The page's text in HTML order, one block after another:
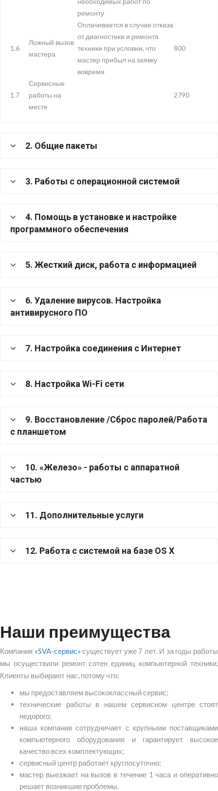
ремонту
1.6
Ложный вызов
мастера
Оплачивается в случае отказа
от диагностики и ремонта
техники при условии, что
мастер прибыл на заявку
вовремя
800
1.7
Сервисные
работы на
месте
2790
2. Общие пакеты
3. Работы с операционной системой
4. Помощь в установке и настройке
программного обеспечения
5. Жесткий диск, работа с информацией
6. Удаление вирусов. Настройка
антивирусного ПО
7. Настройка соединения с Интернет
8. Настройка Wi-Fi сети
9. Восстановление /Сброс паролей/Работа
с планшетом
10. «Железо» - работы с аппаратной
частью
11. Дополнительные услуги
12. Работа с системой на базе OS X
Наши преимущества
Компания «SVA-сервис» существует уже 7 лет. И за годы работы
мы осуществили ремонт сотен единиц компьютерной техники.
Клиенты выбирают нас, потому что:
мы предоставляем высококлассный сервис;
технические работы в нашем сервисном центре стоят
недорого;
наша компания сотрудничает с крупными поставщиками
компьютерного оборудования и гарантирует высокое
качество всех комплектующих;
сервисный центр работает круглосуточно;
мастер выезжает на вызов в течение 1 часа и оперативно
решает возникшие проблемы.